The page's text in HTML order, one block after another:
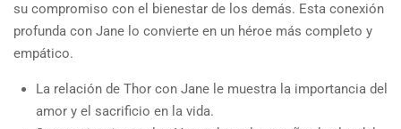
su compromiso con el bienestar de los demás. Esta conexión
profunda con Jane lo convierte en un héroe más completo y
empático.
La relación de Thor con Jane le muestra la importancia del
amor y el sacrificio en la vida.